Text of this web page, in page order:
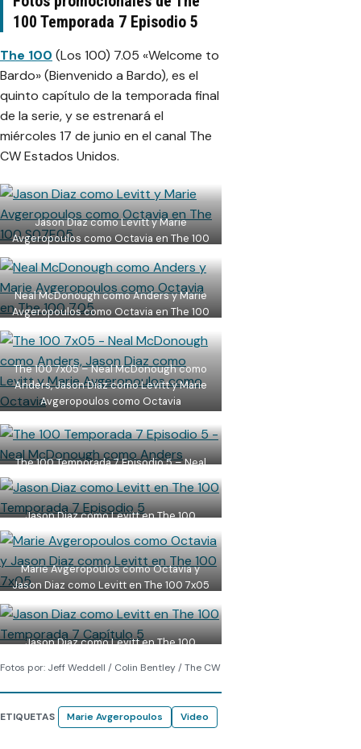
100 Temporada 7 Episodio 5
The 100 (Los 100) 7.05 «Welcome to
Bardo» (Bienvenido a Bardo), es el
quinto capítulo de la temporada final
de la serie, y se estrenará el
miércoles 17 de junio en el canal The
CW Estados Unidos.
Jason Diaz como Levitt y Marie
Avgeropoulos como Octavia en The 100
Neal McDonough como Anders y Marie
Avgeropoulos como Octavia en The 100
The 100 7x05 – Neal McDonough como
Anders, Jason Diaz como Levitt y Marie
Avgeropoulos como Octavia
The 100 Temporada 7 Episodio 5 – Neal
McDonough como Anders
Jason Diaz como Levitt en The 100
Marie Avgeropoulos como Octavia y
Jason Diaz como Levitt en The 100 7x05
Jason Diaz como Levitt en The 100
Fotos por: Jeff Weddell / Colin Bentley / The CW
ETIQUETAS Marie Avgeropoulos Video